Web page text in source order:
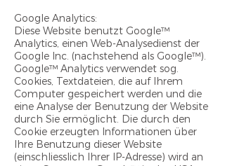
Google Analytics:
Diese Website benutzt Google™
Analytics, einen Web-Analysedienst der
Google Inc. (nachstehend als Google™).
Google™ Analytics verwendet sog.
Cookies, Textdateien, die auf Ihrem
Computer gespeichert werden und die
eine Analyse der Benutzung der Website
durch Sie ermöglicht. Die durch den
Cookie erzeugten Informationen über
Ihre Benutzung dieser Website
(einschliesslich Ihrer IP-Adresse) wird an